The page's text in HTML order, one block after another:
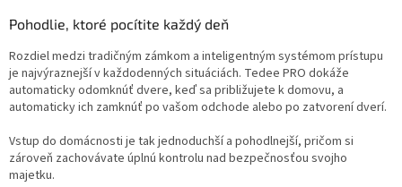
Pohodlie, ktoré pocítite každý deň
Rozdiel medzi tradičným zámkom a inteligentným systémom prístupu
je najvýraznejší v každodenných situáciách. Tedee PRO dokáže
automaticky odomknúť dvere, keď sa približujete k domovu, a
automaticky ich zamknúť po vašom odchode alebo po zatvorení dverí.
Vstup do domácnosti je tak jednoduchší a pohodlnejší, pričom si
zároveň zachovávate úplnú kontrolu nad bezpečnosťou svojho
majetku.